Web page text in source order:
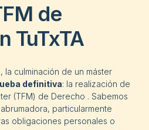
de
TuTxTA
culminación de un máster
definitiva: la realización de
(TFM) de Derecho . Sabemos
particularmente
obligaciones personales o